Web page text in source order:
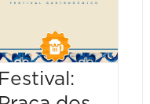
Festival: